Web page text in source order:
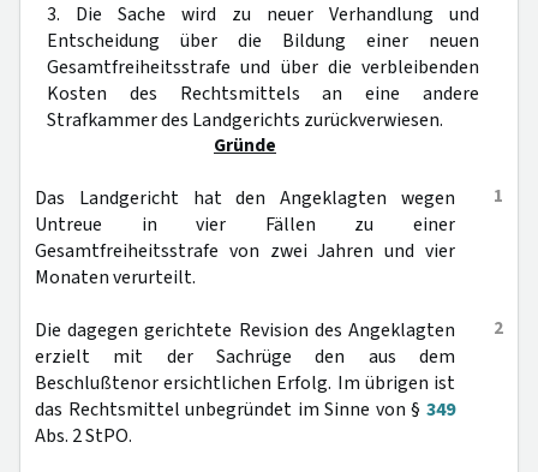
3. Die Sache wird zu neuer Verhandlung und
Entscheidung über die Bildung einer neuen
Gesamtfreiheitsstrafe und über die verbleibenden
Kosten des Rechtsmittels an eine andere
Strafkammer des Landgerichts zurückverwiesen.
Gründe
1
Das Landgericht hat den Angeklagten wegen
Untreue in vier Fällen zu einer
Gesamtfreiheitsstrafe von zwei Jahren und vier
Monaten verurteilt.
2
Die dagegen gerichtete Revision des Angeklagten
erzielt mit der Sachrüge den aus dem
Beschlußtenor ersichtlichen Erfolg. Im übrigen ist
das Rechtsmittel unbegründet im Sinne von § 349
Abs. 2 StPO.